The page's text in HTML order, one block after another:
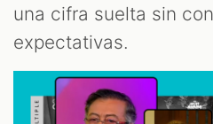
una cifra suelta sin
expectativas.